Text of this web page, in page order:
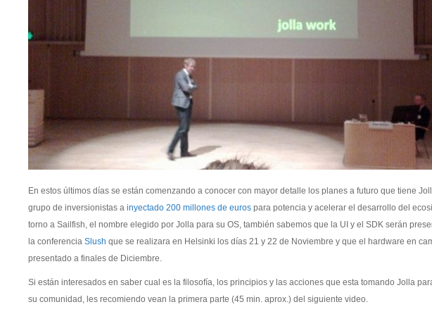
En estos últimos días se están comenzando a conocer con mayor detalle los planes a futuro que tiene
grupo de inversionistas a inyectado 200 millones de euros para potencia y acelerar el desarrollo del
torno a Sailfish, el nombre elegido por Jolla para su OS, también sabemos que la UI y el SDK serán
la conferencia Slush que se realizara en Helsinki los días 21 y 22 de Noviembre y que el hardware en
presentado a finales de Diciembre.
Si están interesados en saber cual es la filosofía, los principios y las acciones que esta tomando Jolla
su comunidad, les recomiendo vean la primera parte (45 min. aprox.) del siguiente video.